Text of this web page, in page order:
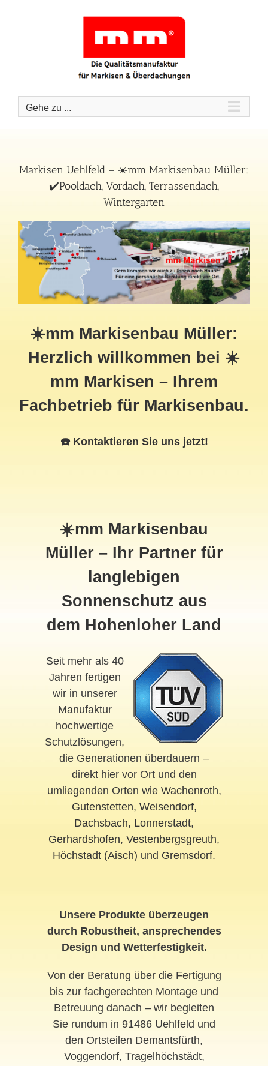
Gehe zu ...
Markisen Uehlfeld – ☀️mm Markisenbau Müller:
✔️Pooldach, Vordach, Terrassendach,
Wintergarten
☀️mm Markisenbau Müller:
Herzlich willkommen bei ☀️
mm Markisen – Ihrem
Fachbetrieb für Markisenbau.
☎️ Kontaktieren Sie uns jetzt!
☀️mm Markisenbau
Müller – Ihr Partner für
langlebigen
Sonnenschutz aus
dem Hohenloher Land
Seit mehr als 40
Jahren fertigen
wir in unserer
Manufaktur
hochwertige
Schutzlösungen,
die Generationen überdauern –
direkt hier vor Ort und den
umliegenden Orten wie Wachenroth,
Gutenstetten, Weisendorf,
Dachsbach, Lonnerstadt,
Gerhardshofen, Vestenbergsgreuth,
Höchstadt (Aisch) und Gremsdorf.
Unsere Produkte überzeugen
durch Robustheit, ansprechendes
Design und Wetterfestigkeit.
Von der Beratung über die Fertigung
bis zur fachgerechten Montage und
Betreuung danach – wir begleiten
Sie rundum in 91486 Uehlfeld und
den Ortsteilen Demantsfürth,
Voggendorf, Tragelhöchstädt,